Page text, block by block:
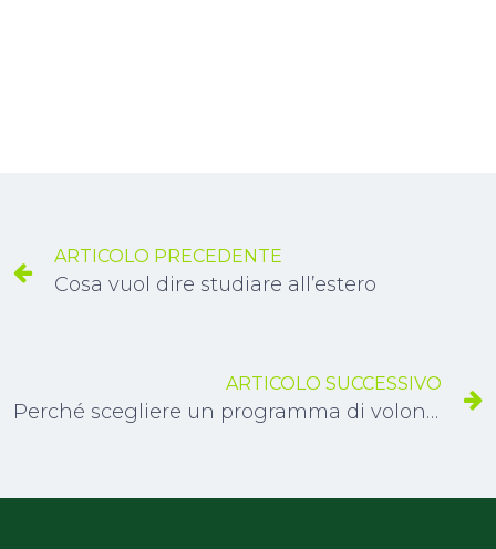
ARTICOLO PRECEDENTE
Cosa vuol dire studiare all’estero
ARTICOLO SUCCESSIVO
Perché scegliere un programma di volontariato internazionale